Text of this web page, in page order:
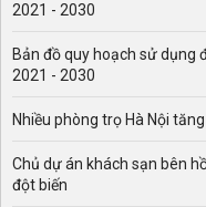
2021 - 2030
Bản đồ quy hoạch sử dụng
2021 - 2030
Nhiều phòng trọ Hà Nội
Chủ dự án khách sạn bên
đột biến